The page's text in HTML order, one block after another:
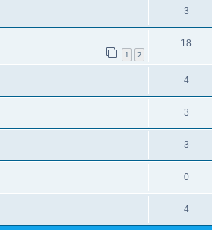
3
1 2
18
4
3
3
0
4